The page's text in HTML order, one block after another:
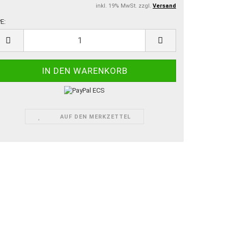
inkl. 19% MwSt. zzgl. Versand
AUF DEN MERKZETTEL